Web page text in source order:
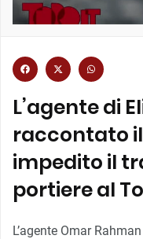
L’agente di
raccontato
impedito il
portiere al
L’agente Omar